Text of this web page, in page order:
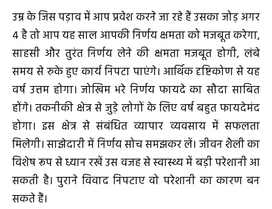
उम्र के जिस पड़ाव में आप प्रवेश करने जा रहे हैं उसका जोड़ अगर
4 है तो आप यह साल आपकी निर्णय क्षमता को मजबूत करेगा,
साहसी और तुरंत निर्णय लेने की क्षमता मजबूत होगी, लंबे
समय से रुके हुए कार्य निपटा पाएंगे। आर्थिक दृष्टिकोण से यह
वर्ष उत्तम होगा। जोखिम भरे निर्णय फायदे का सौदा साबित
होंगे। तकनीकी क्षेत्र से जुड़े लोगों के लिए वर्ष बहुत फायदेमंद
होगा। इस क्षेत्र से संबंधित व्यापार व्यवसाय में सफलता
मिलेगी। साझेदारी में निर्णय सोच समझकर लें। जीवन शैली का
विशेष रूप से ध्यान रखें उस वजह से स्वास्थ्य में बड़ी परेशानी आ
सकती है। पुराने विवाद निपटाए वो परेशानी का कारण बन
सकते हैं।